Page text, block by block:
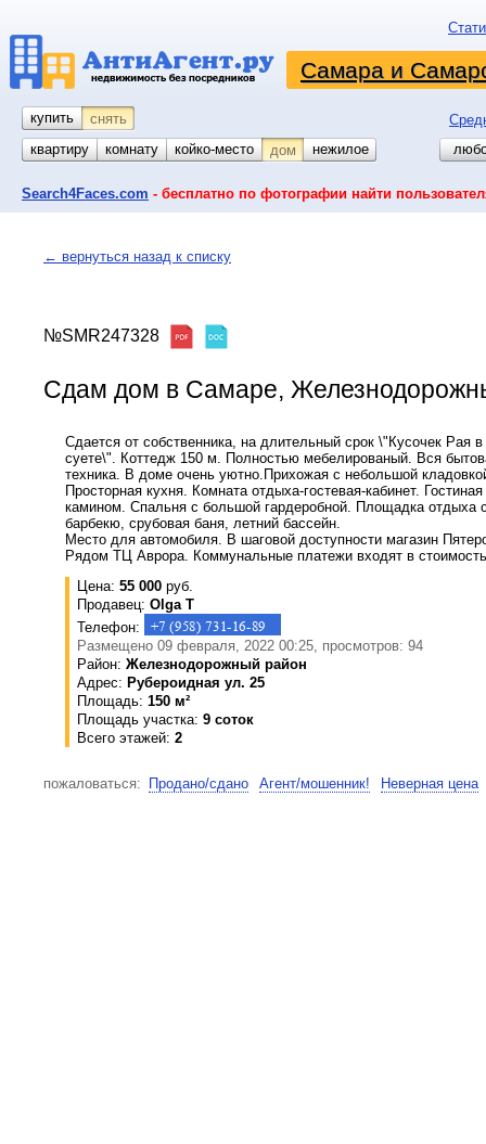
Самара и
купить снять
квартиру
комнату койко-место дом гараж
участок
нежилое
Search4Faces.com - бесплатно по фотографии найти
← вернуться назад к списку
№SMR247328
Сдам дом в Самаре,
Сдается от собственника, на длительный срок \"Кусочек Рая в
суете\". Коттедж 150 м. Полностью мебелированый. Вся
техника. В доме очень уютно.Прихожая с небольшой
Просторная кухня. Комната отдыха-гостевая-кабинет. Гостиная
камином. Спальня с большой гардеробной. Площадка отдыха
барбекю, срубовая баня, летний бассейн.
Место для автомобиля. В шаговой доступности магазин
Рядом ТЦ Аврора. Коммунальные платежи входят в
Цена: 55 000 руб.
Продавец: Olga T
Телефон:
Размещено 09 февраля, 2022 00:25, просмотров: 94
Район: Железнодорожный район
Адрес: Рубероидная ул. 25
Площадь: 150 м²
Площадь участка: 9 соток
Всего этажей: 2
пожаловаться: Продано/сдано Агент/мошенник! Неверная цена